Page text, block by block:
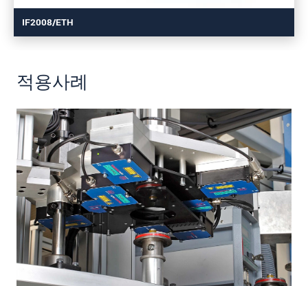
IF2008/ETH
적용사례